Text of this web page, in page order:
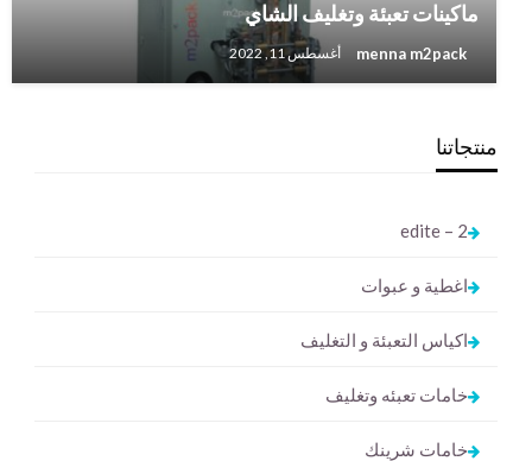
ماكينات تعبئة وتغليف الشاي
menna m2pack أغسطس 11, 2022
منتجاتنا
2 – edite
اغطية و عبوات
اكياس التعبئة و التغليف
خامات تعبئه وتغليف
خامات شرينك